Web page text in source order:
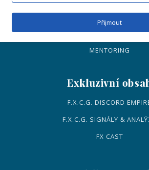
VICI – NAŽIVO
MENTORING
Exkluzivní
F.X.C.G. DISCORD
F.X.C.G. SIGNÁLY &
FX CAST
Přijmout